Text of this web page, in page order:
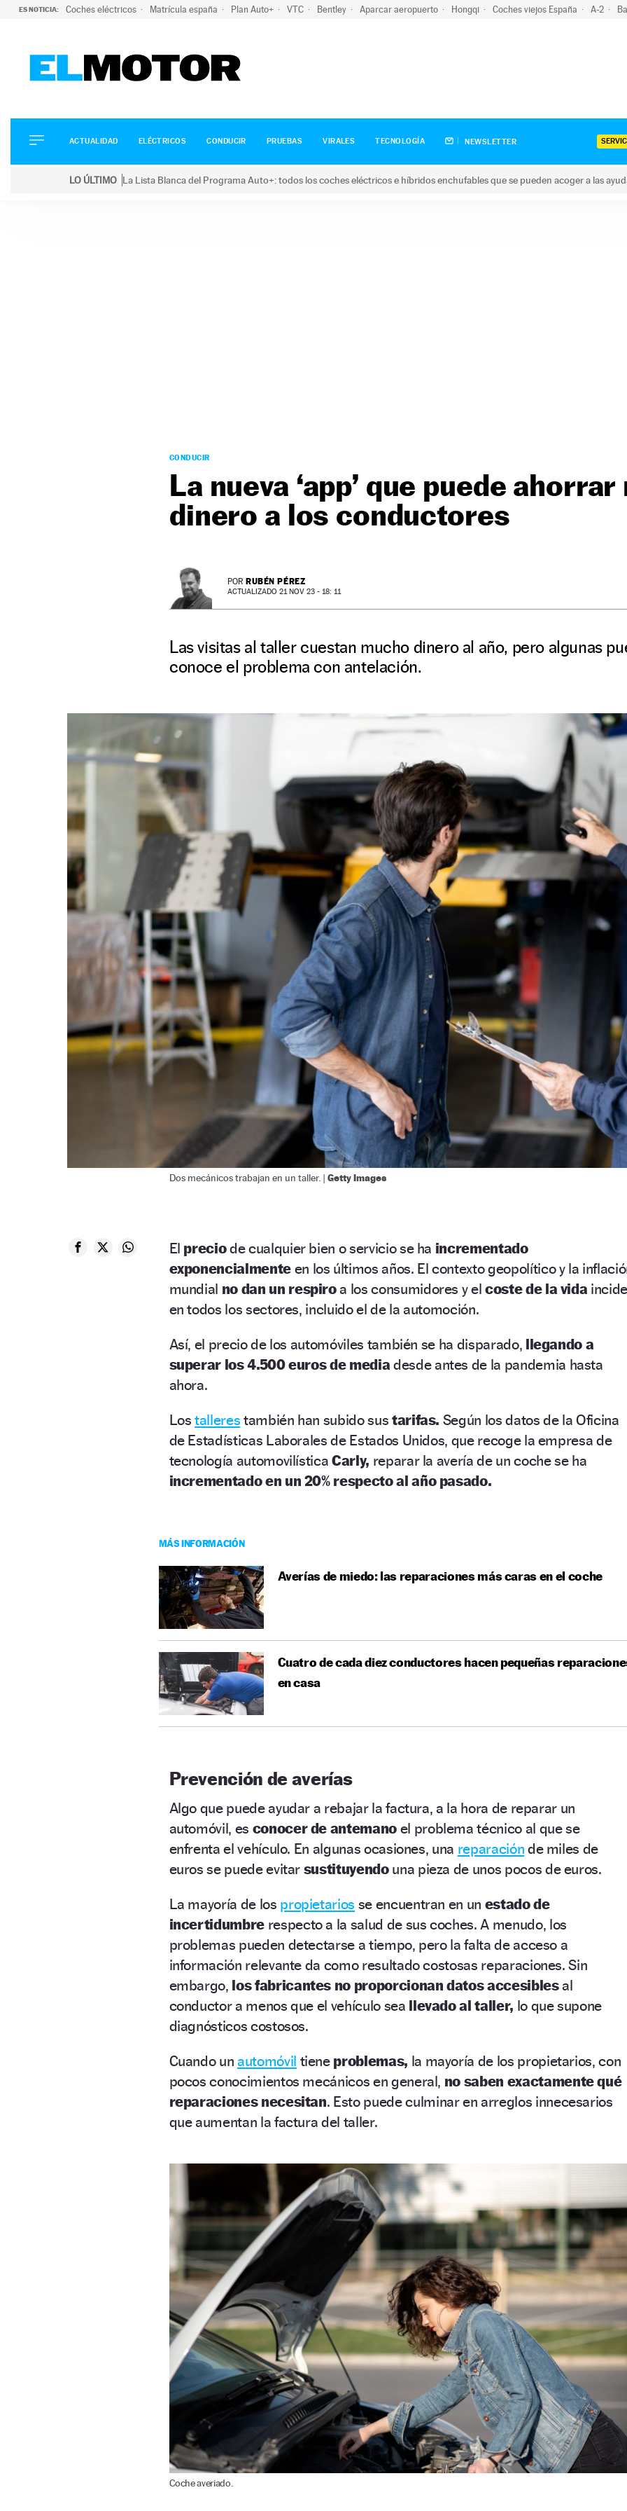
ES NOTICIA: Coches eléctricos Matrícula españa Plan Auto+ VTC Bentley Aparcar aeropuerto Hongqi Coches viejos España A-2
ELÉCTRICOS
CONDUCIR
ACTUALIDAD ELÉCTRICOS CONDUCIR PRUEBAS VIRALES TECNOLOGÍA NEWSLETTER
LO ÚLTIMO La Lista Blanca del Programa Auto+: todos los coches eléctricos e híbridos enchufables que se pueden acoger a las
CONDUCIR
La nueva ‘app’ que puede
dinero a los conductores
POR RUBÉN PÉREZ
ACTUALIZADO 21 NOV 23 - 18: 11
Las visitas al taller cuestan mucho dinero al año, pero algunas
conoce el problema con antelación.
Dos mecánicos trabajan en un taller. | Getty Images
El preciode cualquier bien o servicio se ha incrementado
exponencialmenteen los últimos años. El contexto geopolítico y la
mundial no dan un respiroa los consumidores y elcoste de la vida incide
en todos los sectores, incluido el de la automoción.
Así, el precio de los automóviles también se ha disparado, llegando a
superar los 4.500 euros de media desde antes de la pandemia hasta
ahora.
Lostalleres también han subido sus tarifas. Según los datos de la Oficina
de Estadísticas Laborales de Estados Unidos, que recoge la empresa de
tecnología automovilísticaCarly, reparar la avería de un coche se ha
incrementado en un 20% respecto al año pasado.
MÁS INFORMACIÓN
Averías de miedo: las reparaciones más caras en el coche
Cuatro de cada diez conductores hacen pequeñas
en casa
Prevención de averías
Algo que puede ayudar a rebajar la factura, a la hora de reparar un
automóvil, es conocer de antemano el problema técnico al que se
enfrenta el vehículo. En algunas ocasiones, una reparación de miles de
euros se puede evitar sustituyendo una pieza de unos pocos de euros.
La mayoría de los propietarios se encuentran en un estado de
incertidumbre respecto a la salud de sus coches. A menudo, los
problemas pueden detectarse a tiempo, pero la falta de acceso a
información relevante da como resultado costosas reparaciones. Sin
embargo, los fabricantes no proporcionan datos accesiblesal
conductor a menos que el vehículo sea llevado al taller, lo que supone
diagnósticos costosos.
Cuando unautomóvil tiene problemas, la mayoría de los propietarios, con
pocos conocimientos mecánicos en general, no saben exactamente qué
reparaciones necesitan. Esto puede culminar en arreglos innecesarios
que aumentan la factura del taller.
Coche averiado.